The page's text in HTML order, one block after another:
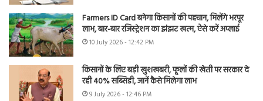
Farmers ID Card बनेगा किसानों की पहचान, मिलेंगे भरपूर
लाभ, बार-बार रजिस्ट्रेशन का झंझट खत्म, ऐसे करें अप्लाई
10 July 2026 - 12:42 PM
किसानों के लिए बड़ी खुशखबरी, फूलों की खेती पर सरकार दे
रही 40% सब्सिडी, जानें कैसे मिलेगा लाभ
9 July 2026 - 12:46 PM